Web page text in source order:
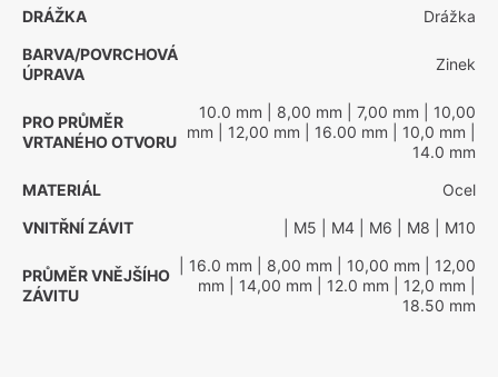
DRÁŽKA
Drážka
BARVA/POVRCHOVÁ
ÚPRAVA
Zinek
PRO PRŮMĚR
VRTANÉHO OTVORU
10.0 mm | 8,00 mm | 7,00 mm | 10,00
mm | 12,00 mm | 16.00 mm | 10,0 mm
14.0 mm
MATERIÁL
Ocel
VNITŘNÍ ZÁVIT
| M5 | M4 | M6 | M8 | M10
PRŮMĚR VNĚJŠÍHO
ZÁVITU
| 16.0 mm | 8,00 mm | 10,00 mm | 12,00
mm | 14,00 mm | 12.0 mm | 12,0 mm
18.50 mm